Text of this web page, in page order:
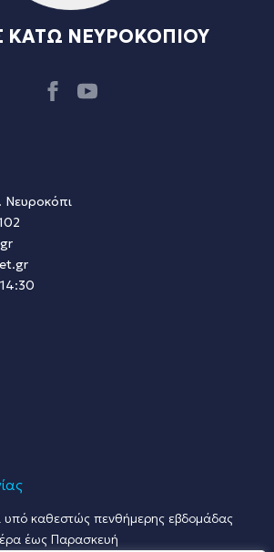
ΝΕΥΡΟΚΟΠΙΟΥ
Νευροκόπι
υπό καθεστώς πενθήμερης εβδομάδας
έως Παρασκευή